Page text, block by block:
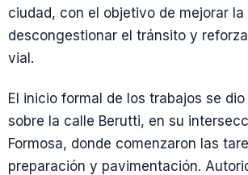
ciudad, con el objetivo de mejorar
descongestionar el tránsito y
vial.
El inicio formal de los trabajos se
sobre la calle Berutti, en su
Formosa, donde comenzaron las
preparación y pavimentación.